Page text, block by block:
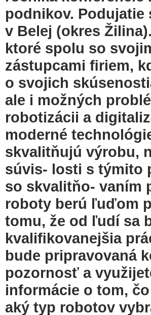
podnikov. Podujatie
v Belej (okres
ktoré spolu so
zástupcami ﬁriem,
o svojich
ale i možných
robotizácii a
moderné
skvalitňujú výrobu,
súvis- losti s týmito
so skvalitňo- vaním
roboty berú ľuďom
tomu, že od ľudí sa
kvaliﬁkovanejšia
bude pripravovaná
pozornosť a
informácie o tom,
aký typ robotov